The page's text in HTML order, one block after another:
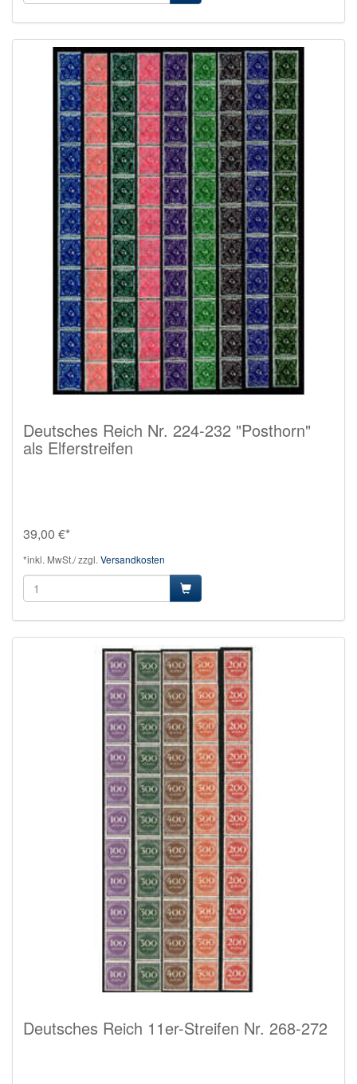
Deutsches Reich Nr. 224-232 "Posthorn"
als Elferstreifen
39,00 €*
*inkl. MwSt./ zzgl. Versandkosten
Deutsches Reich 11er-Streifen Nr. 268-272